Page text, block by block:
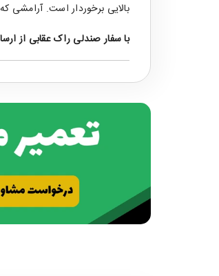
بالایی برخوردار است.
با سفارصندلی راکعقابی از